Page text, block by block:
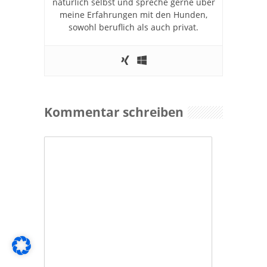
meine Erfahrungen mit den Hunden,
sowohl beruflich als auch privat.
Kommentar schreiben